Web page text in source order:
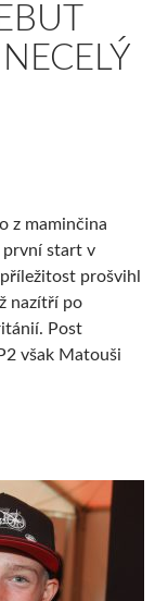
z maminčina
první start v
prošvihl
nazítří po
Post
však Matouši